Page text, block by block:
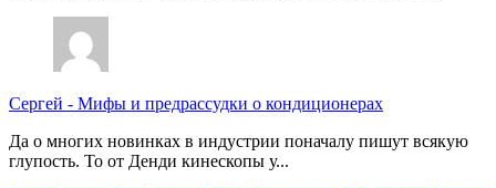
Сергей - Мифы и предрассудки о кондиционерах
Да о многих новинках в индустрии поначалу пишут всякую
глупость. То от Денди кинескопы у...